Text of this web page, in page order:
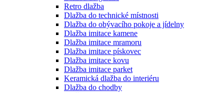
Retro dlažba
Dlažba do technické místnosti
Dlažba do obývacího pokoje a jídelny
Dlažba imitace kamene
Dlažba imitace mramoru
Dlažba imitace pískovec
Dlažba imitace kovu
Dlažba imitace parket
Keramická dlažba do interiéru
Dlažba do chodby